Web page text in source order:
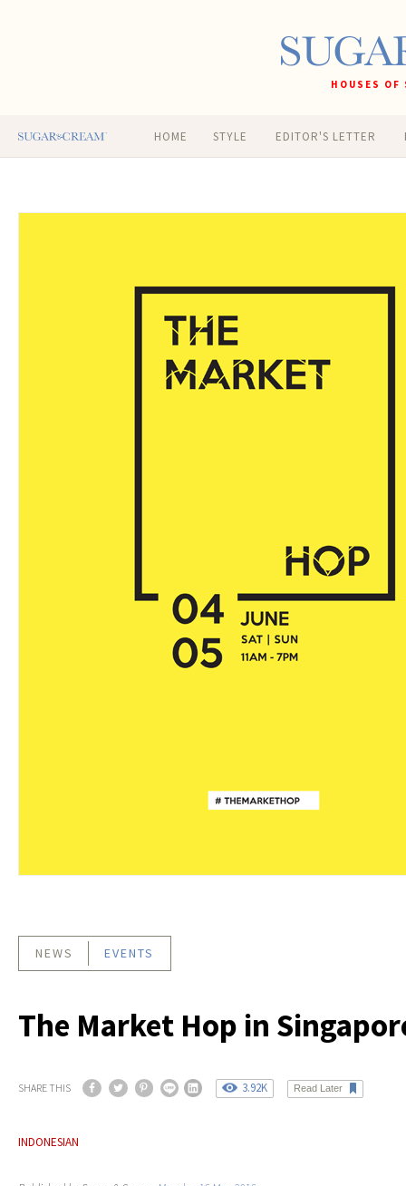
HOUSES
HOME STYLE EDITOR'S LETTER
NEWS EVENTS
The Market Hop in
SHARE THIS 3.92K Read Later
INDONESIAN